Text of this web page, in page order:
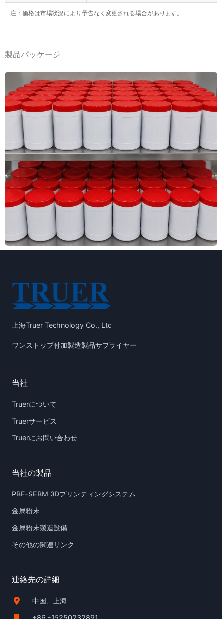
注：価格は市場状況により予告なく変更される場合があります。.
製品パッケージ
上海Truer Technology Co., Ltd
ワンストップ付加製造製品サプライヤー
当社
Truerについて
Truerサービス
Truerにお問い合わせ
当社の製品
PBF-SEBM 3Dプリンティングシステム
金属粉末
金属粉末製造設備
その他の関連リンク
連絡先の詳細
中国、上海